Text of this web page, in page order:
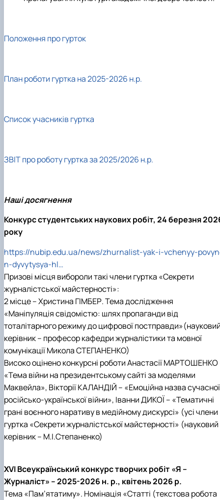
Положення про гурток
План роботи гуртка на 2025-2026 н.р.
Список учасників гуртка
ЗВІТ про роботу гуртка за 2025/2026 н.р.
Наші досягнення
Конкурс студентських наукових робіт, 24 березня
року
https://nubip.edu.ua/news/zhurnalist-yak-i-vchenyy-
n-dyvytysya-hl…
Призові місця вибороли такі члени гуртка «Секрети
журналістської майстерності»:
2 місце – Христина ГІМБЕР. Тема дослідження
«Маніпуляція свідомістю: шлях пропаганди від
тоталітарного режиму до цифрової
керівник – професор кафедри журналістики та мовної
комунікації Микола СТЕПАНЕНКО)
Високо оцінено конкурсні роботи Анастасії МАРТОШЕНКО
«Тема війни на президентському сайті за моделями
Маквейла», Вікторії КАЛАНДІЙ – «Емоційна назва сучасної
російсько-української війни», Іванни ДИКОЇ – «Тематичні
грані воєнного наративу в медійному дискурсі» (усі члени
гуртка «Секрети журналістської майстерності» (науковий
керівник – М.І.Степаненко)
XVI Всеукраїнський конкурс творчих робіт «Я –
Журналіст» – 2025-2026 н. р., квітень 2026 р.
Тема «Пам’ятатиму». Номінація «Статті (текстова робота